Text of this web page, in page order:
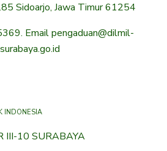
Sidoarjo, Jawa Timur 61254
Email pengaduan@dilmil-
surabaya.go.id
INDONESIA
III-10 SURABAYA